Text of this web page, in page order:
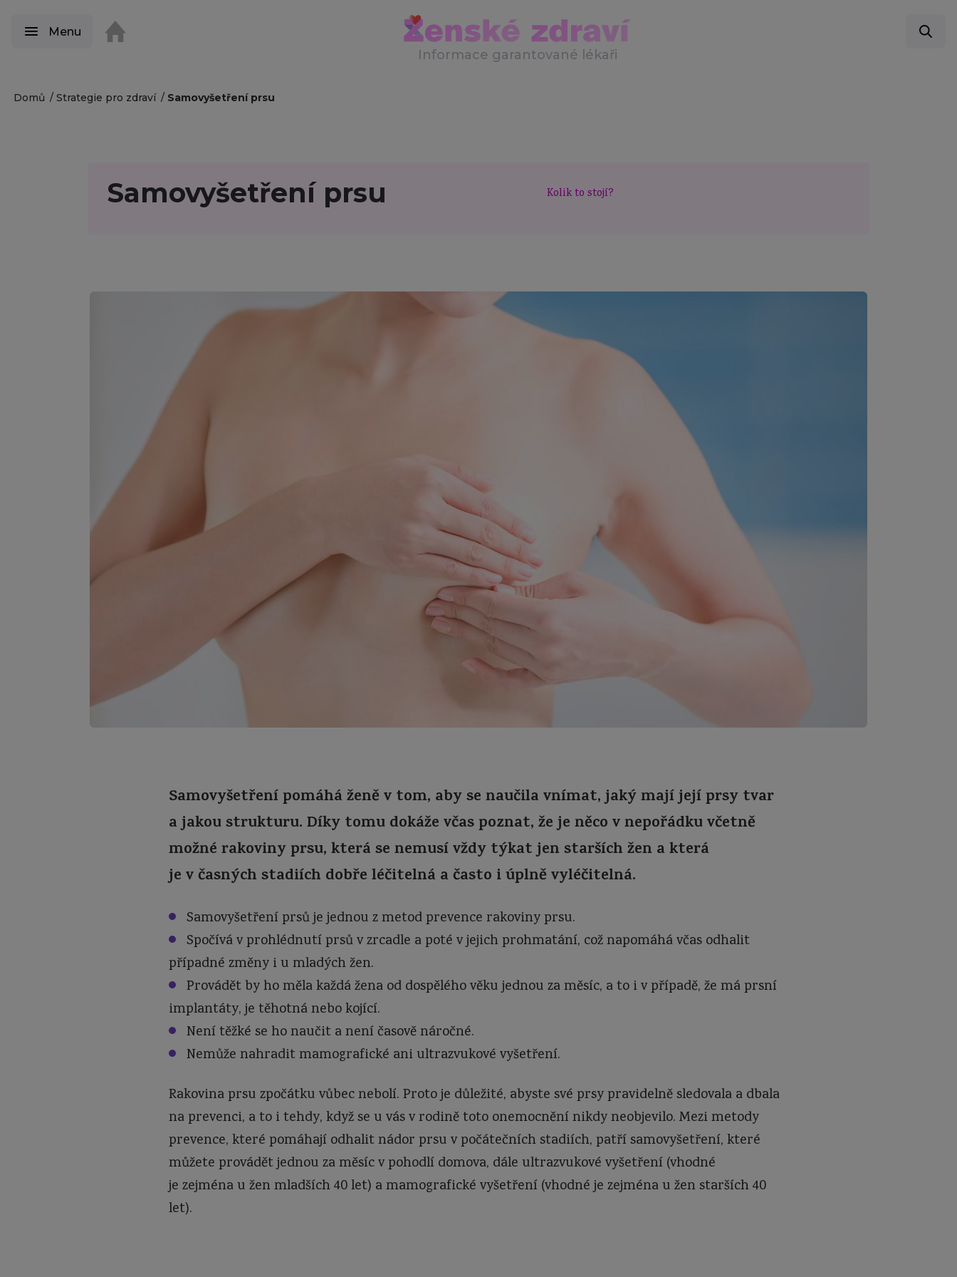
Menu
Informace garantované lékaři
Domů Strategie pro zdraví Samovyšetření prsu
Samovyšetření prsu Kolik to stojí?
Samovyšetření pomáhá ženě v tom, aby se naučila vnímat, jaký mají její prsy tvar
a jakou strukturu. Díky tomu dokáže včas poznat, že je něco v nepořádku včetně
možné rakoviny prsu, která se nemusí vždy týkat jen starších žen a která
je v časných stadiích dobře léčitelná a často i úplně vyléčitelná.
Samovyšetření prsů je jednou z metod prevence rakoviny prsu.
Spočíváv prohlédnutí prsů v zrcadle a poté v jejich prohmatání, což napomáhá včas odhalit
případné změny i u mladých žen.
Provádětby ho měla každá žena od dospělého věku jednou za měsíc, a to i v případě, že má prsní
implantáty, je těhotná nebo kojící.
Není těžké se ho naučit a není časově náročné.
Nemůže nahradit mamografické ani ultrazvukové vyšetření.
Rakovina prsu zpočátku vůbec nebolí. Proto je důležité, abyste své prsy pravidelně sledovala a dbala
na prevenci, a to i tehdy, když se u vás v rodině toto onemocnění nikdy neobjevilo. Mezi metody
prevence, které pomáhají odhalit nádor prsu v počátečních stadiích, patří samovyšetření, které
můžete provádět jednou za měsíc v pohodlí domova, dále ultrazvukové vyšetření (vhodné
je zejména u žen mladších 40 let) a mamografické vyšetření (vhodné je zejména u žen starších 40
let).